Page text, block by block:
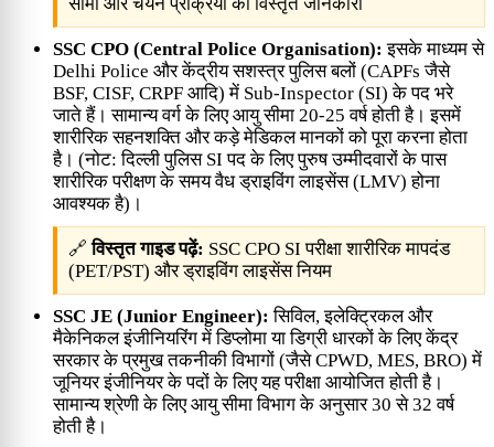
SSC CPO (Central Police Organisation): इसके माध्यम से
Delhi Police और केंद्रीय सशस्त्र पुलिस बलों (CAPFs जैसे
BSF, CISF, CRPF आदि) में Sub-Inspector (SI) के पद भरे
जाते हैं। सामान्य वर्ग के लिए आयु सीमा 20-25 वर्ष होती है। इसमें
शारीरिक सहनशक्ति और कड़े मेडिकल मानकों को पूरा करना होता
है। (नोट: दिल्ली पुलिस SI पद के लिए पुरुष उम्मीदवारों के पास
शारीरिक परीक्षण के समय वैध ड्राइविंग लाइसेंस (LMV) होना
आवश्यक है)।
🔗विस्तृत गाइड पढ़ें: SSC CPO SI परीक्षा शारीरिक मापदंड
(PET/PST) और ड्राइविंग लाइसेंस नियम
SSC JE (Junior Engineer): सिविल, इलेक्ट्रिकल और
मैकेनिकल इंजीनियरिंग में डिप्लोमा या डिग्री धारकों के लिए केंद्र
सरकार के प्रमुख तकनीकी विभागों (जैसे CPWD, MES, BRO) में
जूनियर इंजीनियर के पदों के लिए यह परीक्षा आयोजित होती है।
सामान्य श्रेणी के लिए आयु सीमा विभाग के अनुसार 30 से 32 वर्ष
होती है।